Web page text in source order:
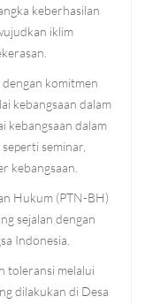
keberhasilan
iklim
komitmen
kebangsaan dalam
kebangsaan dalam
seminar,
kebangsaan.
Hukum (PTN-BH)
sejalan dengan
Indonesia.
toleransi melalui
dilakukan di Desa